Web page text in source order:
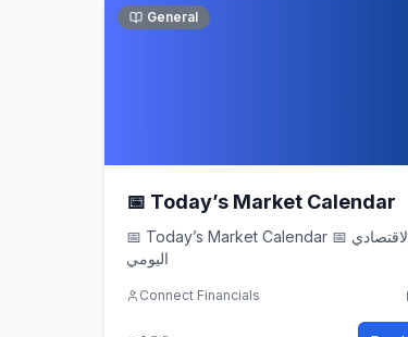
General
📅 Today’s Market Calendar
📅 Today’s Market Calendar 📅 التقويم الاقتصادي
اليومي
Connect Financials